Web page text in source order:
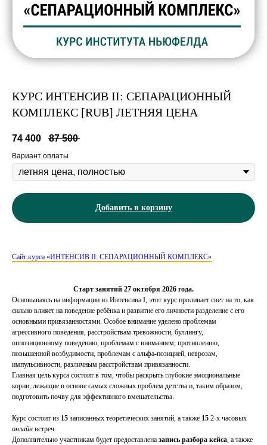
КУРС ИНТЕНСИВ II: СЕПАРАЦИОННЫЙ
КОМПЛЕКС [RUB] ЛЕТНЯЯ ЦЕНА
74 400 87 500
Вариант оплаты
Добавить в корзину
Сайт курса «ИНТЕНСИВ II: СЕПАРАЦИОННЫЙ КОМПЛЕКС»
Старт занятий 27 октября 2026 года.
Основываясь на информации из Интенсива I, этот курс проливает свет на то, как
сильно влияет на поведение ребёнка и развитие его личности разделение с его
основными привязанностями. Особое внимание уделено проблемам
агрессивного поведения, расстройствам тревожности, буллингу,
оппозиционному поведению, проблемам с вниманием, противлению,
повышенной возбудимости, проблемам с альфа-позицией, неврозам,
импульсивности, различным расстройствам привязанности.
Главная цель курса состоит в том, чтобы раскрыть глубокие эмоциональные
корни, лежащие в основе самых сложных проблем детства и, таким образом,
подготовить почву для эффективного вмешательства.
Курс состоит из 15 записанных теоретических занятий, а также 15 2-х часовых
онлайн встреч.
Дополнительно участникам будет предоставлена запись разбора кейса, а также